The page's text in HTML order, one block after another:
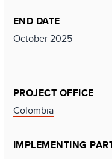
END DATE
October 2025
PROJECT OFFICE
Colombia
IMPLEMENTING